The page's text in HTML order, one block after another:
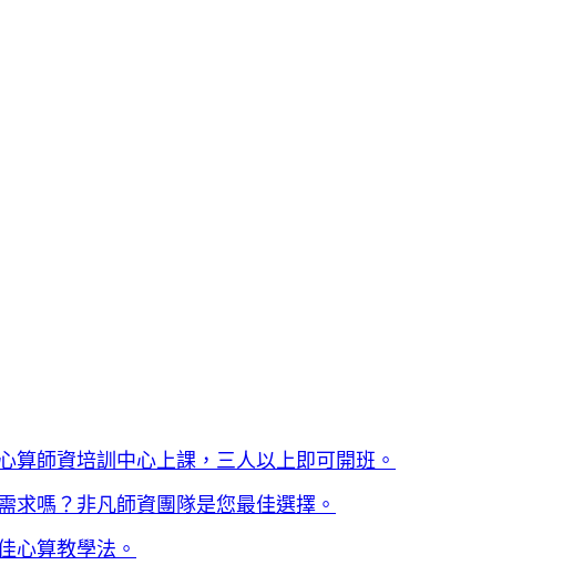
算師資培訓中心上課，三人以上即可開班。
求嗎？非凡師資團隊是您最佳選擇。
心算教學法。